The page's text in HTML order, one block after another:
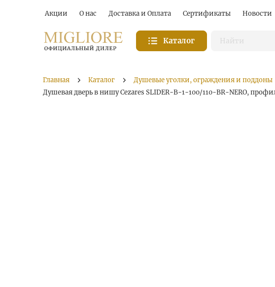
Акции О нас Доставка и Оплата Сертификаты Новости
Каталог
Главная Каталог Душевые уголки, ограждения и поддоны
Душевая дверь в нишу Cezares SLIDER-B-1-100/110-BR-NERO,